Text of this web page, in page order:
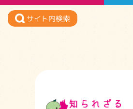
サイト内検索
知